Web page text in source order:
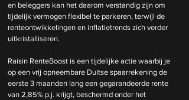
en beleggers kan het daarom verstandig zijn om
tijdelijk vermogen flexibel te parkeren, terwijl de
renteontwikkelingen en inflatietrends zich verder
uitkristalliseren.
Raisin RenteBoost is een tijdelijke actie waarbij je
op een vrij opneembare Duitse spaarrekening de
eerste 3 maanden lang een gegarandeerde rente
van 2,85% p.j. krijgt, beschermd onder het